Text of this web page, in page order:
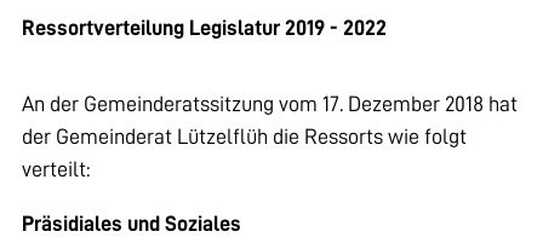
Ressortverteilung Legislatur 2019 - 2022
An der Gemeinderatssitzung vom 17. Dezember 2018 hat
der Gemeinderat Lützelflüh die Ressorts wie folgt
verteilt:
Präsidiales und Soziales